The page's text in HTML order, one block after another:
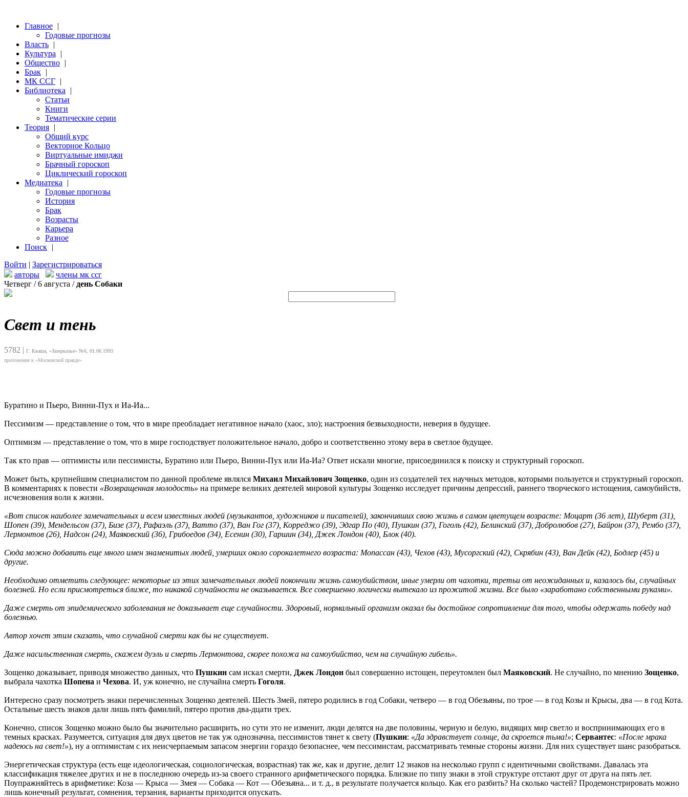
Главное |
Годовые прогнозы
Власть |
Культура
|
Общество |
Брак |
МК ССГ |
Библиотека
|
Статьи
Книги
Тематические серии
Теория |
Общий курс
Векторное Кольцо
Виртуальные имиджи
Брачный гороскоп
Циклический гороскоп
Медиатека
|
Годовые прогнозы
История
Брак
Возрасты
Карьера
Разное
Поиск |
Войти | Зарегистрироваться
авторы
члены мк ссг
Четверг / 6 августа / день Собаки
Свет и тень
5782 | Г. Кваша, «Зазеркалье» №6, 01.06.1993
приложение к «Московской правде»
Буратино и Пьеро, Винни-Пух и Иа-Иа...
Пессимизм — представление о том, что в мире преобладает негативное начало (хаос, зло); настроения безвыходности, неверия в будущее.
Оптимизм — представление о том, что в мире господствует положительное начало, добро и соответственно этому вера в светлое будущее.
Так кто прав — оптимисты или пессимисты, Буратино или Пьеро, Винни-Пух или Иа-Иа? Ответ искали многие, присоединился к поиску и структурный гороскоп.
Может быть, крупнейшим специалистом по данной проблеме являлся Михаил Михайлович Зощенко, один из создателей тех научных методов, которыми пользуется и структурный гороскоп.
В комментариях к повести «Возвращенная молодость» на примере великих деятелей мировой культуры Зощенко исследует причины депрессий, раннего творческого истощения, самоубийств,
исчезновения воли к жизни.
«Вот список наиболее замечательных и всем известных людей (музыкантов, художников и писателей), закончивших свою жизнь в самом цветущем возрасте: Моцарт (36 лет), Шуберт (31),
Шопен (39), Мендельсон (37), Бизе (37), Рафаэль (37), Ватто (37), Ван Гог (37), Корреджо (39), Эдгар По (40), Пушкин (37), Гоголь (42), Белинский (37), Добролюбов (27), Байрон (37), Рембо (37),
Лермонтов (26), Надсон (24), Маяковский (36), Грибоедов (34), Есенин (30), Гаршин (34), Джек Лондон (40), Блок (40).
Сюда можно добавить еще много имен знаменитых людей, умерших около сорокалетнего возраста: Мопассан (43), Чехов (43), Мусоргский (42), Скрябин (43), Ван Дейк (42), Бодлер (45) и
другие.
Необходимо отметить следующее: некоторые из этих замечательных людей покончили жизнь самоубийством, иные умерли от чахотки, третьи от неожиданных и, казалось бы, случайных
болезней. Но если присмотреться ближе, то никакой случайности не оказывается. Все совершенно логически вытекало из прожитой жизни. Все было «заработано собственными руками».
Даже смерть от эпидемического заболевания не доказывает еще случайности. Здоровый, нормальный организм оказал бы достойное сопротивление для того, чтобы одержать победу над
болезнью.
Автор хочет этим сказать, что случайной смерти как бы не существует.
Даже насильственная смерть, скажем дуэль и смерть Лермонтова, скорее похожа на самоубийство, чем на случайную гибель».
Зощенко доказывает, приводя множество данных, что Пушкин сам искал смерти, Джек Лондон был совершенно истощен, переутомлен был Маяковский. Не случайно, по мнению Зощенко,
выбрала чахотка Шопена и Чехова. И, уж конечно, не случайна смерть Гоголя.
Интересно сразу посмотреть знаки перечисленных Зощенко деятелей. Шесть Змей, пятеро родились в год Собаки, четверо — в год Обезьяны, по трое — в год Козы и Крысы, два — в год Кота.
Остальные шесть знаков дали лишь пять фамилий, пятеро против два-дцати трех.
Конечно, список Зощенко можно было бы значительно расширить, но сути это не изменит, люди делятся на две половины, черную и белую, видящих мир светло и воспринимающих его в
темных красках. Разумеется, ситуация для двух цветов не так уж однозначна, пессимистов тянет к свету (Пушкин: «Да здравствует солнце, да скроется тьма!»; Сервантес: «После мрака
надеюсь на свет!»), ну а оптимистам с их неисчерпаемым запасом энергии гораздо безопаснее, чем пессимистам, рассматривать темные стороны жизни. Для них существует шанс разобраться.
Энергетическая структура (есть еще идеологическая, социологическая, возрастная) так же, как и другие, делит 12 знаков на несколько групп с идентичными свойствами. Давалась эта
классификация тяжелее других и не в последнюю очередь из-за своего странного арифметического порядка. Близкие по типу знаки в этой структуре отстают друг от друга на пять лет.
Поупражняйтесь в арифметике: Коза — Крыса — Змея — Собака — Кот — Обезьяна... и т. д., в результате получается кольцо. Как его разбить? На сколько частей? Продемонстрировать можно
лишь конечный результат, сомнения, терзания, варианты приходится опускать.